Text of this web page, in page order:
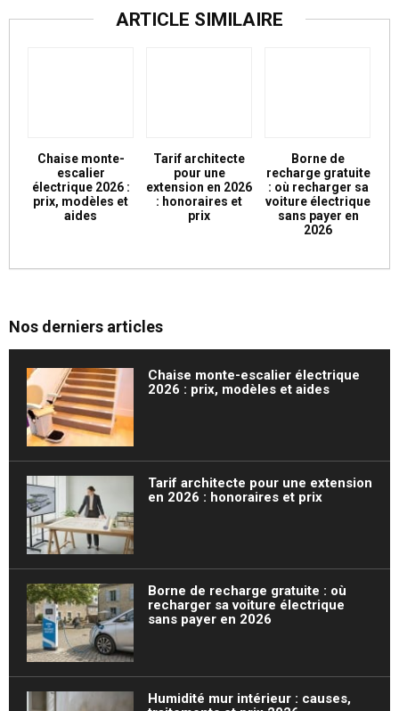
ARTICLE SIMILAIRE
Chaise monte-
escalier
électrique 2026 :
prix, modèles et
aides
Tarif architecte
pour une
extension en 2026
: honoraires et
prix
Borne de
recharge gratuite
: où recharger sa
voiture électrique
sans payer en
2026
Nos derniers articles
Chaise monte-escalier électrique
2026 : prix, modèles et aides
Tarif architecte pour une extension
en 2026 : honoraires et prix
Borne de recharge gratuite : où
recharger sa voiture électrique
sans payer en 2026
Humidité mur intérieur : causes,